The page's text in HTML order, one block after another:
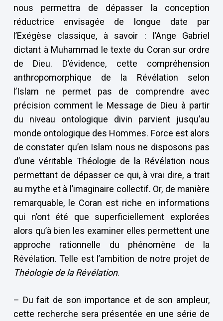
nous permettra de dépasser la conception
réductrice envisagée de longue date par
l’Exégèse classique, à savoir : l’Ange Gabriel
dictant à Muhammad le texte du Coran sur ordre
de Dieu. D’évidence, cette compréhension
anthropomorphique de la Révélation selon
l’Islam ne permet pas de comprendre avec
précision comment le Message de Dieu à partir
du niveau ontologique divin parvient jusqu’au
monde ontologique des Hommes. Force est alors
de constater qu’en Islam nous ne disposons pas
d’une véritable Théologie de la Révélation nous
permettant de dépasser ce qui, à vrai dire, a trait
au mythe et à l’imaginaire collectif. Or, de manière
remarquable, le Coran est riche en informations
qui n’ont été que superficiellement explorées
alors qu’à bien les examiner elles permettent une
approche rationnelle du phénomène de la
Révélation. Telle est l’ambition de notre projet de
Théologie de la Révélation.
– Du fait de son importance et de son ampleur,
cette recherche sera présentée en une série de